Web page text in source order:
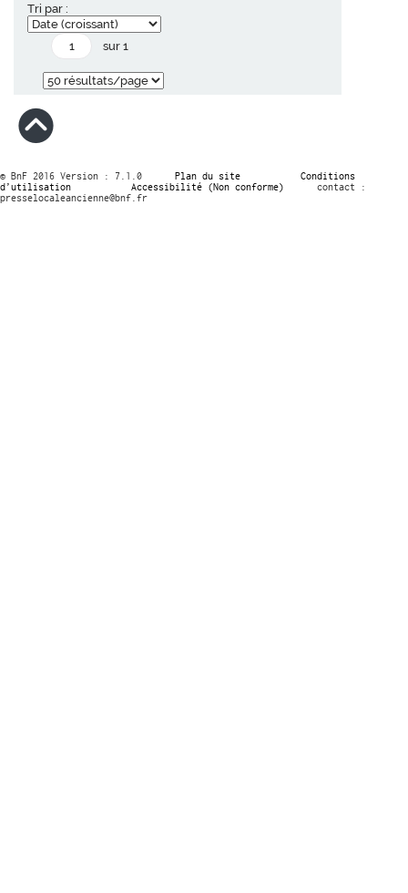
Tri par :
sur 1
© BnF 2016 Version : 7.1.0 Plan du site
Conditions
d’utilisation
Accessibilité (Non conforme)
contact :
presselocaleancienne@bnf.fr